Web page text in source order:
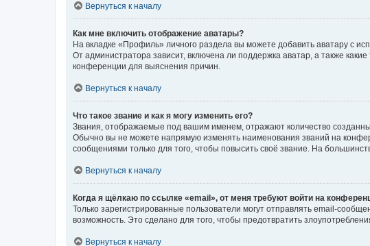
Вернуться к началу
Как мне включить отображение аватары?
На вкладке «Профиль» личного раздела вы можете добавить аватару с
От администратора зависит, включена ли поддержка аватар, а также
конференции для выяснения причин.
Вернуться к началу
Что такое звание и как я могу изменить его?
Звания, отображаемые под вашим именем, отражают количество
Обычно вы не можете напрямую изменять наименования званий на
сообщениями только для того, чтобы повысить своё звание. На
Вернуться к началу
Когда я щёлкаю по ссылке «email», от меня требуют войти на
Только зарегистрированные пользователи могут отправлять email-
возможность. Это сделано для того, чтобы предотвратить
Вернуться к началу